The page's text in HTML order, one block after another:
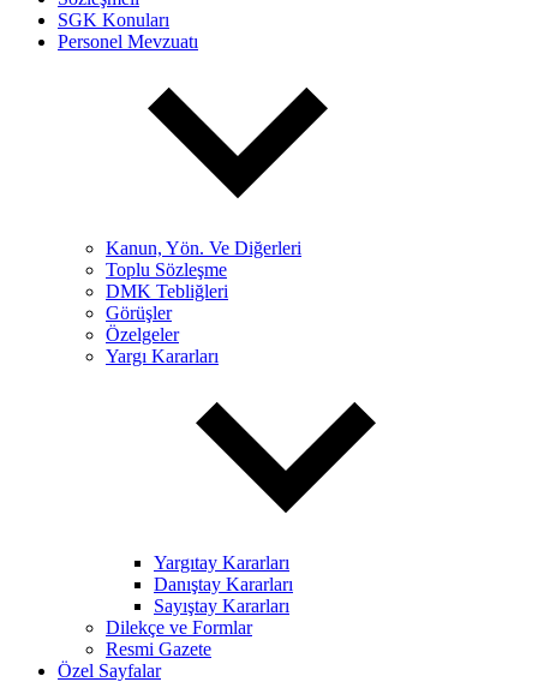
SGK Konuları
Personel Mevzuatı
Kanun, Yön. Ve Diğerleri
Toplu Sözleşme
DMK Tebliğleri
Görüşler
Özelgeler
Yargı Kararları
Yargıtay Kararları
Danıştay Kararları
Sayıştay Kararları
Dilekçe ve Formlar
Resmi Gazete
Özel Sayfalar